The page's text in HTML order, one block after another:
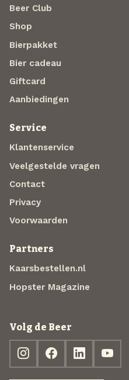
Beer Club
Shop
Bierpakket
Bier cadeau
Giftcard
Aanbiedingen
Service
Klantenservice
Veelgestelde vragen
Contact
Privacy
Voorwaarden
Partners
Kaarsbestellen.nl
Hopster Magazine
Volg de Beer